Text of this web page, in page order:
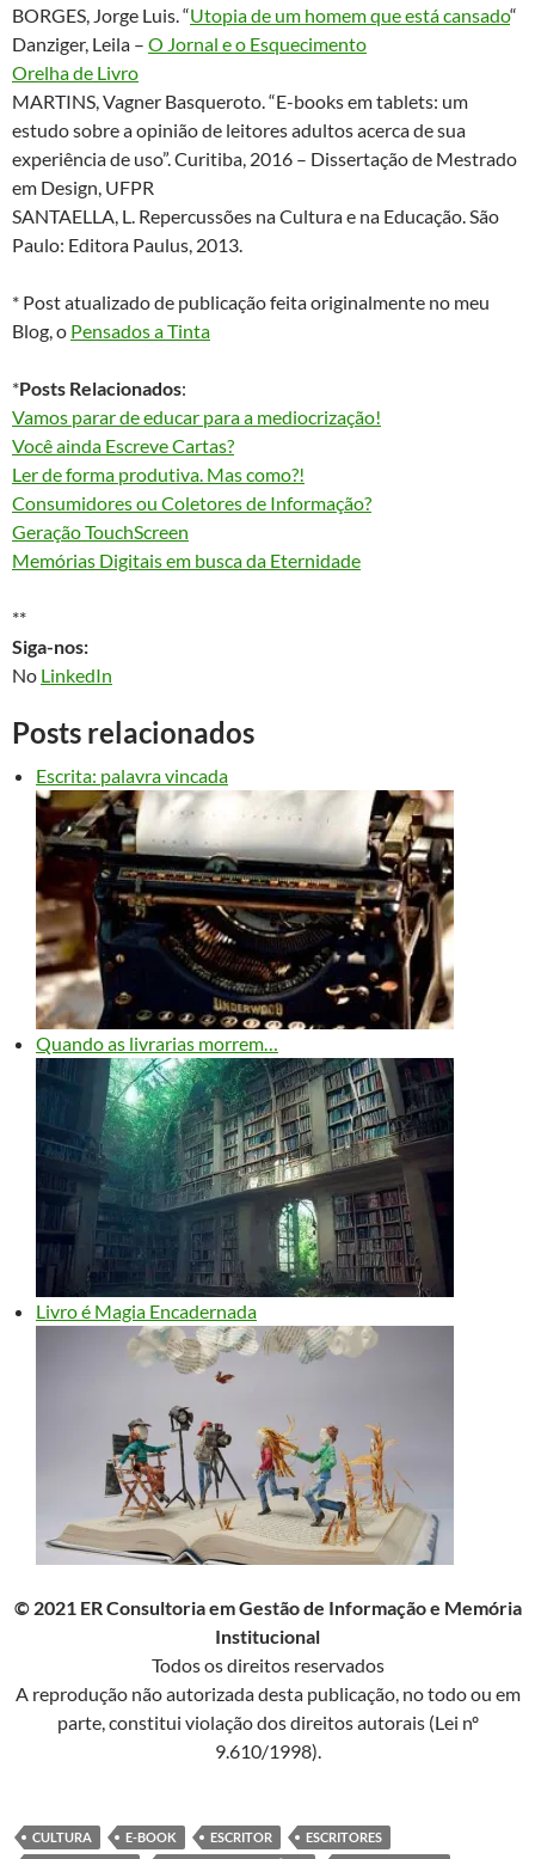
BORGES, Jorge Luis. “Utopia de um homem que está cansado“
Danziger, Leila – O Jornal e o Esquecimento
Orelha de Livro
MARTINS, Vagner Basqueroto. “E-books em tablets: um
estudo sobre a opinião de leitores adultos acerca de sua
experiência de uso”. Curitiba, 2016 – Dissertação de Mestrado
em Design, UFPR
SANTAELLA, L. Repercussões na Cultura e na Educação. São
Paulo: Editora Paulus, 2013.
* Post atualizado de publicação feita originalmente no meu
Blog, o Pensados a Tinta
*Posts Relacionados:
Vamos parar de educar para a mediocrização!
Você ainda Escreve Cartas?
Ler de forma produtiva. Mas como?!
Consumidores ou Coletores de Informação?
Geração TouchScreen
Memórias Digitais em busca da Eternidade
**
Siga-nos:
No LinkedIn
Posts relacionados
Escrita: palavra vincada
Quando as livrarias morrem…
Livro é Magia Encadernada
© 2021 ER Consultoria em Gestão de Informação e Memória
Institucional
Todos os direitos reservados
A reprodução não autorizada desta publicação, no todo ou em
parte, constitui violação dos direitos autorais (Lei nº
9.610/1998).
CULTURA E-BOOK ESCRITOR
ESCRITORES